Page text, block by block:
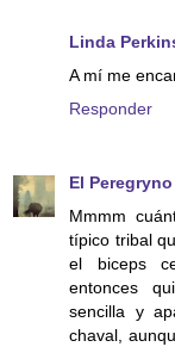
Linda
A mí me
Responder
El Peregryno
Mmmm
típico tribal
el biceps
entonces
sencilla y
chaval,